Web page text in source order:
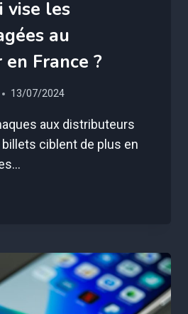
vise les
au
France ?
13/07/2024
aux distributeurs
ciblent de plus en